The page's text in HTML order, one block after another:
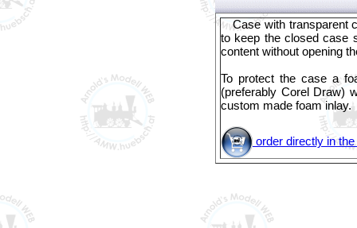
Case with transparent
to keep the closed case
content without opening
To protect the case a
(preferably Corel Draw)
custom made foam inlay.
order directly in